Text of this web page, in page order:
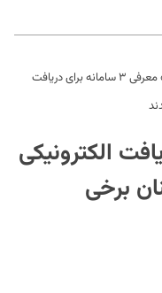
معرفی ۳ سامانه برای دریافت
دریافت الکترونیکی
برخی